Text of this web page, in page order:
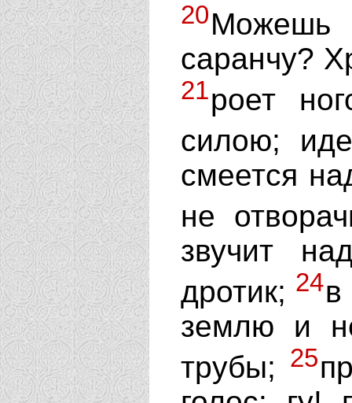
20Можешь
саранчу?
21роет
силою;
смеется
не
звучит
дротик; 24в
землю и
трубы;
25